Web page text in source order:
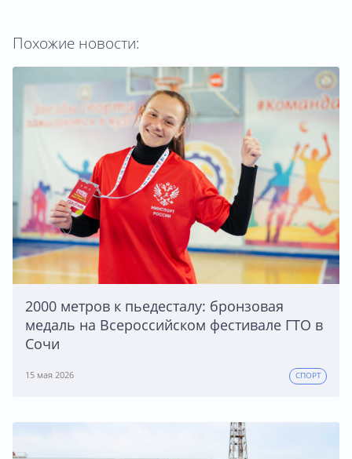
Похожие новости:
2000 метров к пьедесталу: бронзовая
медаль на Всероссийском фестивале ГТО в
Сочи
15 мая 2026 СПОРТ